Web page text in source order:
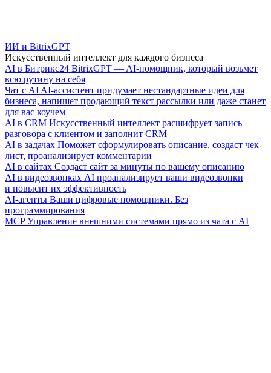
ИИ и BitrixGPT
Искусственный интеллект для каждого бизнеса
AI в Битрикс24 BitrixGPT — AI-помощник, который возьмет
всю рутину на себя
Чат с AI AI-ассистент придумает нестандартные идеи для
бизнеса, напишет продающий текст рассылки или даже станет
для вас коучем
AI в CRM Искусственный интеллект расшифрует запись
разговора с клиентом и заполнит CRM
AI в задачах Поможет сформулировать описание, создаст чек-
лист, проанализирует комментарии
AI в сайтах Создаст сайт за минуты по вашему описанию
AI в видеозвонках AI проанализирует ваши видеозвонки
и повысит их эффективность
AI-агенты Ваши цифровые помощники. Без
программирования
MCP Управление внешними системами прямо из чата с AI